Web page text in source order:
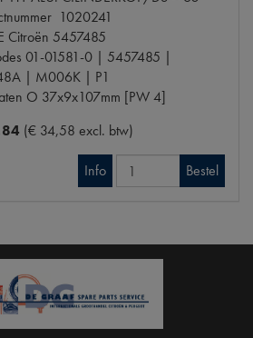
1020241
Citroën 5457485
01-01581-0 | 5457485 |
| M006K | P1
O 37x9x107mm [PW 4]
(€ 34,58 excl. btw)
Info Bestel